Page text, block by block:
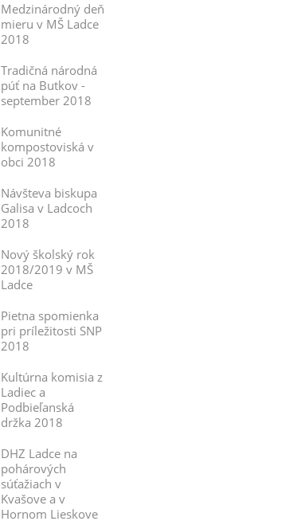
Medzinárodný deň
mieru v MŠ Ladce
2018
Tradičná národná
púť na Butkov -
september 2018
Komunitné
kompostoviská v
obci 2018
Návšteva biskupa
Galisa v Ladcoch
2018
Nový školský rok
2018/2019 v MŠ
Ladce
Pietna spomienka
pri príležitosti SNP
2018
Kultúrna komisia z
Ladiec a
Podbieľanská
držka 2018
DHZ Ladce na
pohárových
súťažiach v
Kvašove a v
Hornom Lieskove